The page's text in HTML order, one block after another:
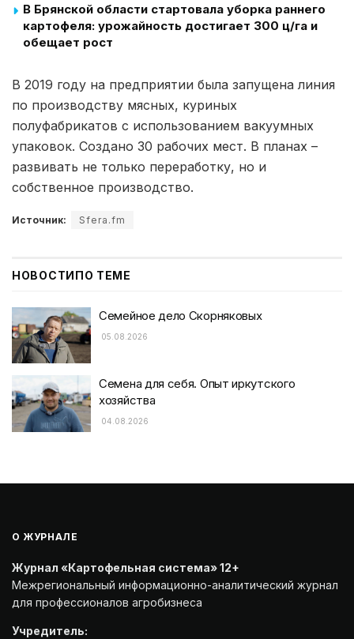
В Брянской области стартовала уборка раннего
картофеля: урожайность достигает 300 ц/га и
обещает рост
В 2019 году на предприятии была запущена линия
по производству мясных, куриных
полуфабрикатов с использованием вакуумных
упаковок. Создано 30 рабочих мест. В планах –
развивать не только переработку, но и
собственное производство.
Источник: Sfera.fm
НОВОСТИПО ТЕМЕ
Семейное дело Скорняковых
05.08.2026
Семена для себя. Опыт иркутского
хозяйства
04.08.2026
О ЖУРНАЛЕ
Журнал «Картофельная система» 12+
Межрегиональный информационно-аналитический журнал
для профессионалов агробизнеса
Учредитель: